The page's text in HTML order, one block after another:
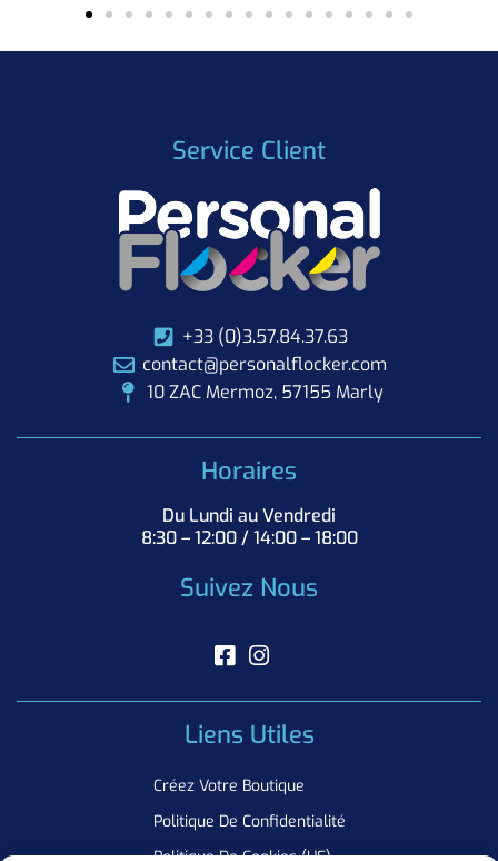
Service Client
+33 (0)3.57.84.37.63
contact@personalflocker.com
10 ZAC Mermoz, 57155 Marly
Horaires
Du Lundi au Vendredi
8:30 – 12:00 / 14:00 – 18:00
Suivez Nous
Liens Utiles
Créez Votre Boutique
Politique De Confidentialité